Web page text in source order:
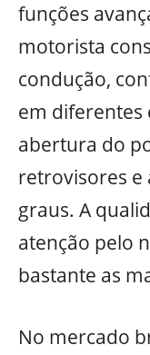
funções
motorista
condução,
em diferentes
abertura do
retrovisores e
graus. A
atenção pelo
bastante as
No mercado